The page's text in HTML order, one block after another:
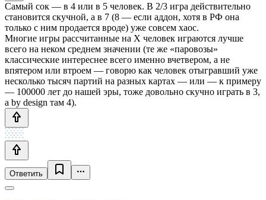
Самый сок — в 4 или в 5 человек. В 2/3 игра действительно
становится скучной, а в 7 (8 — если аддон, хотя в РФ она
только с ним продается вроде) уже совсем хаос.
Многие игры рассчитанные на Х человек играются лучше
всего на неком среднем значении (те же «паровозы»
классические интереснее всего именно вчетвером, а не
впятером или втроем — говорю как человек отыгравший уже
несколько тысяч партий на разных картах — или — к примеру
— 100000 лет до нашей эры, тоже довольно скучно играть в 3,
а by design там 4).
Ответить